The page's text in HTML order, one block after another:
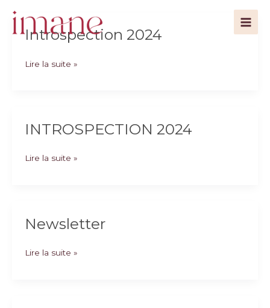
contenu
Main
Introspection 2024
Introspection
Lire la suite »
INTROSPECTION 2024
INTROSPECTION
Lire la suite »
Newsletter
Newsletter
Lire la suite »